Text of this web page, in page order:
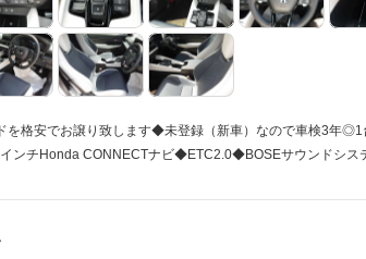
を格安でお譲り致します◆未登録（新車）なので車検3年
ンチHonda CONNECTナビ◆ETC2.0◆BOSEサウンドシス